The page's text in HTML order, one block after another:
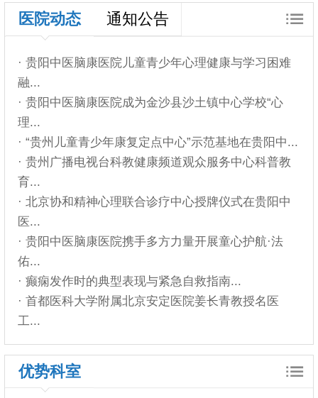
医院动态 通知公告
· 贵阳中医脑康医院儿童青少年心理健康与学习困难
融...
· 贵阳中医脑康医院成为金沙县沙土镇中心学校“心
理...
· “贵州儿童青少年康复定点中心”示范基地在贵阳中...
· 贵州广播电视台科教健康频道观众服务中心科普教
育...
· 北京协和精神心理联合诊疗中心授牌仪式在贵阳中
医...
· 贵阳中医脑康医院携手多方力量开展童心护航·法
佑...
· 癫痫发作时的典型表现与紧急自救指南...
· 首都医科大学附属北京安定医院姜长青教授名医
工...
优势科室